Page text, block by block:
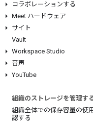
コラボレーションする
Meet ハードウェア
サイト
Vault
Workspace Studio
音声
YouTube
組織のストレージを管理す
組織全体での保存容量の使
認する
AI で